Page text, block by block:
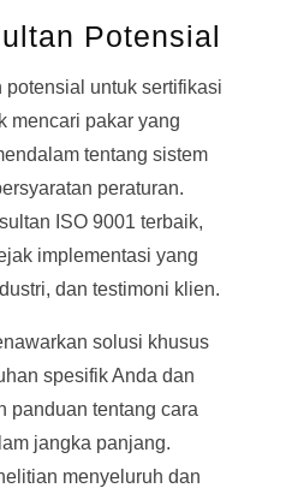
Potensial
untuk sertifikasi
mencari pakar yang
tentang sistem
peraturan.
ISO 9001 terbaik,
implementasi yang
dan testimoni klien.
solusi khusus
spesifik Anda dan
panduan tentang cara
jangka panjang.
menyeluruh dan